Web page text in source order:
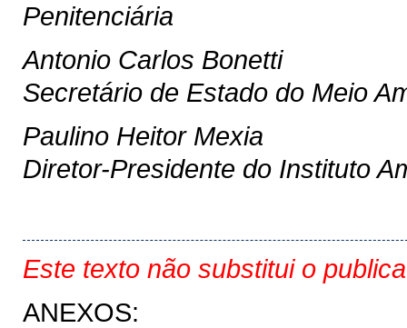
Penitenciária
Antonio Carlos Bonetti
Secretário de Estado do Meio
Paulino Heitor Mexia
Diretor-Presidente do Instituto
Este texto não substitui o
ANEXOS: